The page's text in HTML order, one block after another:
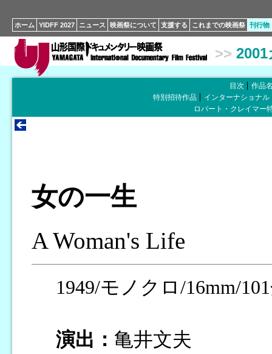
ホーム YIDFF 2027 ニュース 映画祭について 支援する これまでの映画祭 刊行物
>>
目次
作品
特別招待作品
インターナショナ
ロバート・クレイマー
女の一生
A Woman's Life
1949/モノクロ/16mm/
演出： 亀井文夫